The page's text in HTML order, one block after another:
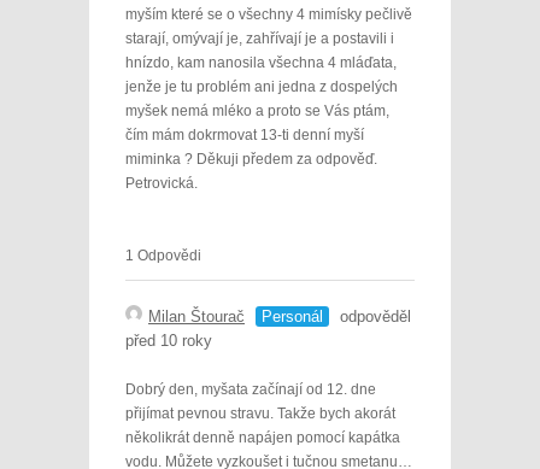
myším které se o všechny 4 mimísky pečlivě
starají, omývají je, zahřívají je a postavili i
hnízdo, kam nanosila všechna 4 mláďata,
jenže je tu problém ani jedna z dospelých
myšek nemá mléko a proto se Vás ptám,
čím mám dokrmovat 13-ti denní myší
miminka ? Děkuji předem za odpověď.
Petrovická.
1 Odpovědi
Milan Štourač Personál
odpověděl
před 10 roky
Dobrý den, myšata začínají od 12. dne
přijímat pevnou stravu. Takže bych akorát
několikrát denně napájen pomocí kapátka
vodu. Můžete vyzkoušet i tučnou smetanu…